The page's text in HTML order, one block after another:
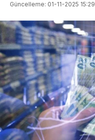
Güncelleme: 01-11-2025 15:29